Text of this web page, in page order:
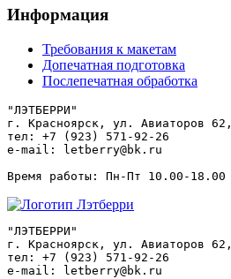
Информация
Требования к макетам
Допечатная подготовка
Послепечатная обработка
"ЛЭТБЕРРИ"
г. Красноярск, ул. Авиаторов 62,
тел: +7 (923) 571-92-26
e-mail: letberry@bk.ru
"ЛЭТБЕРРИ"
г. Красноярск, ул. Авиаторов 62,
тел: +7 (923) 571-92-26
e-mail: letberry@bk.ru